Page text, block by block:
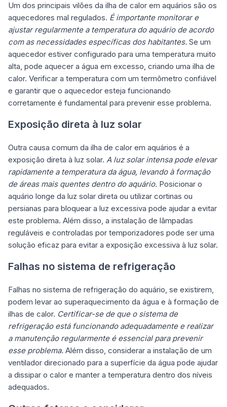
Um dos principais vilões da ilha de calor em aquários são os
aquecedores mal regulados. É importante monitorar e
ajustar regularmente a temperatura do aquário de acordo
com as necessidades específicas dos habitantes. Se um
aquecedor estiver configurado para uma temperatura muito
alta, pode aquecer a água em excesso, criando uma ilha de
calor. Verificar a temperatura com um termômetro confiável
e garantir que o aquecedor esteja funcionando
corretamente é fundamental para prevenir esse problema.
Exposição direta à luz solar
Outra causa comum da ilha de calor em aquários é a
exposição direta à luz solar. A luz solar intensa pode elevar
rapidamente a temperatura da água, levando à formação
de áreas mais quentes dentro do aquário. Posicionar o
aquário longe da luz solar direta ou utilizar cortinas ou
persianas para bloquear a luz excessiva pode ajudar a evitar
este problema. Além disso, a instalação de lâmpadas
reguláveis e controladas por temporizadores pode ser uma
solução eficaz para evitar a exposição excessiva à luz solar.
Falhas no sistema de refrigeração
Falhas no sistema de refrigeração do aquário, se existirem,
podem levar ao superaquecimento da água e à formação de
ilhas de calor. Certificar-se de que o sistema de
refrigeração está funcionando adequadamente e realizar
a manutenção regularmente é essencial para prevenir
esse problema. Além disso, considerar a instalação de um
ventilador direcionado para a superfície da água pode ajudar
a dissipar o calor e manter a temperatura dentro dos níveis
adequados.